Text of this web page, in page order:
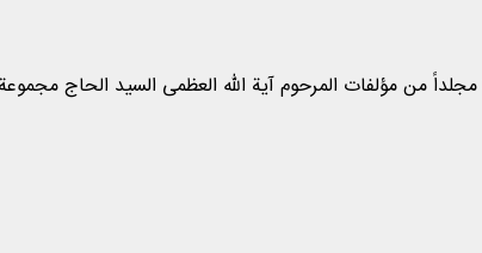
نص 13 عنوان كتاب في 32 مجلداً من مؤلفات المرحوم آية الله العظمى